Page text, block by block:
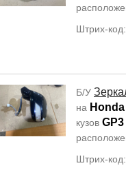
Штрих-
Б/У
на
кузов GP3
Штрих-